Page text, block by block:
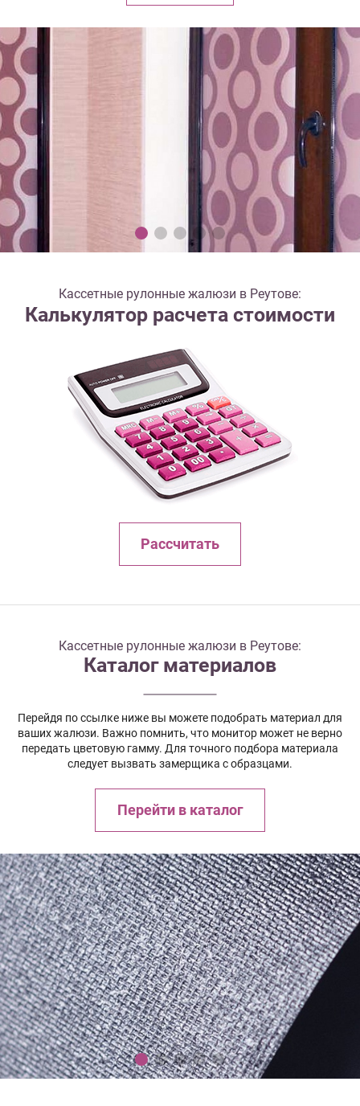
Кассетные рулонные жалюзи в Реутове:
Калькулятор расчета стоимости
Рассчитать
Кассетные рулонные жалюзи в Реутове:
Каталог материалов
Перейдя по ссылке ниже вы можете подобрать материал для
ваших жалюзи. Важно помнить, что монитор может не верно
передать цветовую гамму. Для точного подбора материала
следует вызвать замерщика с образцами.
Перейти в каталог